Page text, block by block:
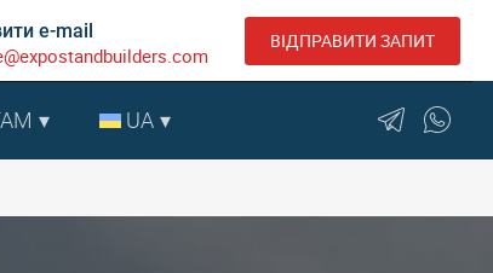
e-mail ВІДПРАВИТИ ЗАПИТ
UA